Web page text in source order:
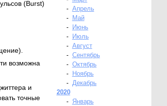
(Burst)
возможна
и
точные
- Апрель
-
Май
-
Июнь
-
Июль
- Август
- Сентябрь
- Октябрь
-
Ноябрь
- Декабрь
2020
-
Январь